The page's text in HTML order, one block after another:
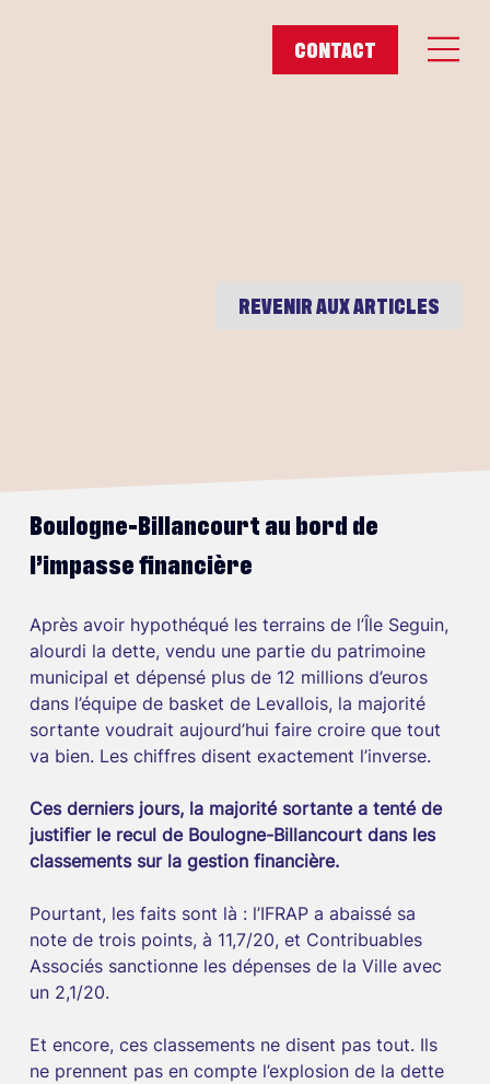
Boulogne-Billancourt au bord de
l’impasse financière
Après avoir hypothéqué les terrains de l’Île Seguin,
alourdi la dette, vendu une partie du patrimoine
municipal et dépensé plus de 12 millions d’euros
dans l’équipe de basket de Levallois, la majorité
sortante voudrait aujourd’hui faire croire que tout
va bien. Les chiffres disent exactement l’inverse.
Ces derniers jours, la majorité sortante a tenté de
justifier le recul de Boulogne-Billancourt dans les
classements sur la gestion financière.
Pourtant, les faits sont là : l’IFRAP a abaissé sa
note de trois points, à 11,7/20, et Contribuables
Associés sanctionne les dépenses de la Ville avec
un 2,1/20.
Et encore, ces classements ne disent pas tout. Ils
ne prennent pas en compte l’explosion de la dette
REVENIR AUX ARTICLES